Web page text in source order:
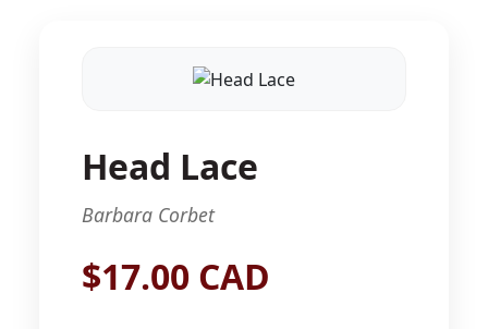
Head Lace
Barbara Corbet
$17.00 CAD